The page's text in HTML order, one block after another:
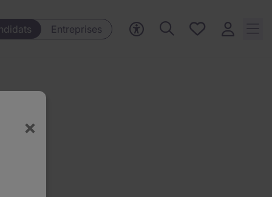
Entreprises
Mes offres, 0
×